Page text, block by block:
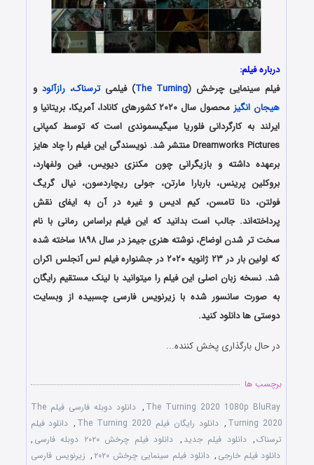
درباره فیلم:
فیلم سینمایی چرخش (The Turning) فیلمیترسناک، رازآلودو
هیجان انگیز
محصول سال ۲۰۲۰ کشورهای کانادا، آمریکا، بریتانیا و
ایرلند به کارگردانی فلوریا سیگیسموندی است که توسط کمپانی
Dreamworks Pictures منتشر شد. نویسندگی این فیلم را چاد هایز
برعهده داشته و بازیگرانی چون مکنزی دیویس، فین ولفهارد،
بروکلین پرینس، باربارا مارتن، جولی ریچاردسون، نیال گریگ
فولتن، دنا تامسن، کیم ادیس و غیره در آن به ایفای نقش
پرداخته‌اند. جالب است بدانید که این فیلم براساس رمانی با نام
سخت ‌تر شدن اوضاع، نوشته هنری جیمز در سال ۱۸۹۸ ساخته شده
که اولین بار در ۲۳ ژانویه ۲۰۲۰ در جشنواره فیلم لس آنجلس اکران
شد. نسخه زبان اصلی این فیلم را میتوانید با لینک مستقیم رایگان
به صورت سانسور شده با زیرنویس فارسی چسبیده از وبسایت
دوستی ها دانلود کنید.
در حال بارگذاری پخش کننده...
برچسب ها
The Turning 2020 1080p BluRay
,
دانلود دوبله فارسی فیلم The
Turning 2020
, دانلود رایگان فیلم The Turning 2020 , دانلود فیلم
ترسناک, دانلود فیلم جدید , دانلود فیلم چرخش ۲۰۲۰ دوبله فارسی
,
دانلود فیلم خارجی , دانلود فیلم سینمایی چرخش ۲۰۲۰ , زیرنویس فارسی